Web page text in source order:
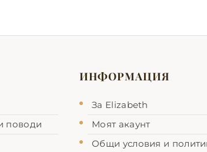
поводи
ИНФОРМАЦИЯ
За Еlizabeth
Моят акаунт
Общи условия и